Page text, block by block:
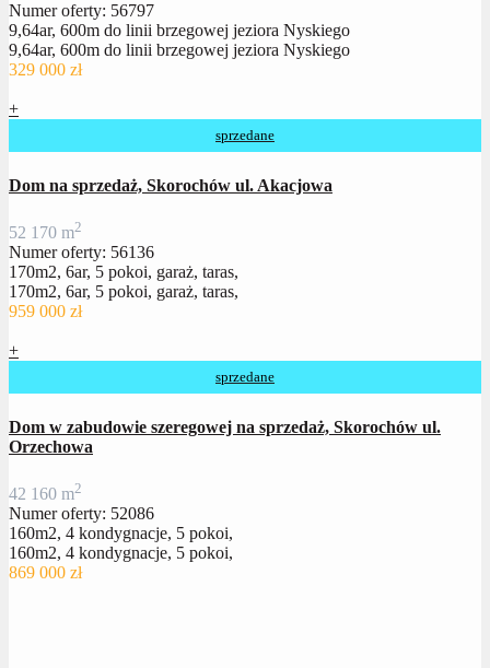
Numer oferty: 56797
9,64ar, 600m do linii brzegowej jeziora Nyskiego
9,64ar, 600m do linii brzegowej jeziora Nyskiego
329 000 zł
+
sprzedane
Dom na sprzedaż, Skorochów ul. Akacjowa
52 170 m2
Numer oferty: 56136
170m2, 6ar, 5 pokoi, garaż, taras,
170m2, 6ar, 5 pokoi, garaż, taras,
959 000 zł
+
sprzedane
Dom w zabudowie szeregowej na sprzedaż, Skorochów ul.
Orzechowa
42 160 m2
Numer oferty: 52086
160m2, 4 kondygnacje, 5 pokoi,
160m2, 4 kondygnacje, 5 pokoi,
869 000 zł